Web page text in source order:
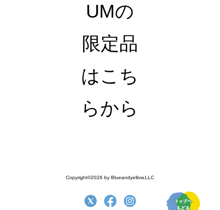
UMの
限定品
はこち
らから
Copyright©2026 by Blueandyellow,LLC